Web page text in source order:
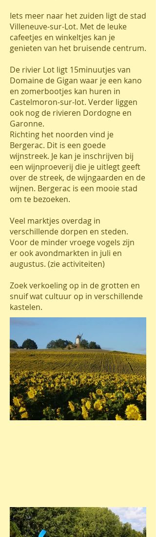
Iets meer naar het zuiden ligt de stad
Villeneuve-sur-Lot. Met de leuke
cafeetjes en winkeltjes kan je
genieten van het bruisende centrum.
De rivier Lot ligt 15minuutjes van
Domaine de Gigan waar je een kano
en zomerbootjes kan huren in
Castelmoron-sur-lot. Verder liggen
ook nog de rivieren Dordogne en
Garonne.
Richting het noorden vind je
Bergerac. Dit is een goede
wijnstreek. Je kan je inschrijven bij
een wijnproeverij die je uitlegt geeft
over de streek, de wijngaarden en de
wijnen. Bergerac is een mooie stad
om te bezoeken.
Veel marktjes overdag in
verschillende dorpen en steden.
Voor de minder vroege vogels zijn
er ook avondmarkten in juli en
augustus. (zie activiteiten)
Zoek verkoeling op in de grotten en
snuif wat cultuur op in verschillende
kastelen.